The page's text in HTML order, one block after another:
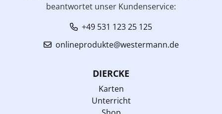
beantwortet unser Kundenservice:
+49 531 123 25 125
onlineprodukte@westermann.de
DIERCKE
Karten
Unterricht